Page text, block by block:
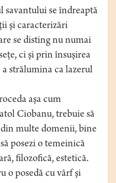
savantului se îndreaptă
şi caracterizări
se disting nu numai
ci şi prin însuşirea
a strălumina ca lazerul
aşa cum
Ciobanu, trebuie să
multe domenii, bine
posezi o temeinică
filozofică, estetică.
o posedă cu vârf şi